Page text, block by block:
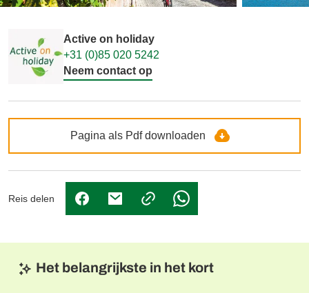
Active on holiday
+31 (0)85 020 5242
Neem contact op
Pagina als Pdf downloaden
Reis delen
(Link opent in nieuw tabblad)
(Link opent in nieuw tabblad)
(Link opent in nieuw
Het belangrijkste in het kort